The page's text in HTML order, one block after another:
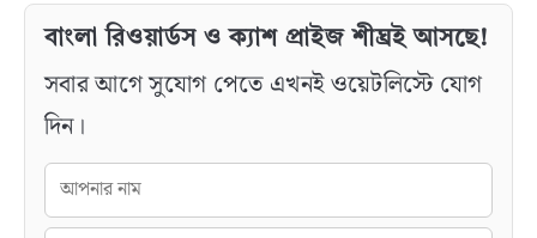
বাংলা রিওয়ার্ডস ও ক্যাশ প্রাইজ শীঘ্রই আসছে!
সবার আগে সুযোগ পেতে এখনই ওয়েটলিস্টে যোগ
দিন।